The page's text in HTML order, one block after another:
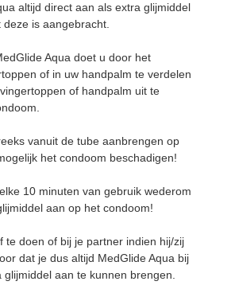
altijd direct aan als extra glijmiddel
is aangebracht.
Aqua doet u door het
of in uw handpalm te verdelen
of handpalm uit te
vanuit de tube aanbrengen op
het condoom beschadigen!
10 minuten van gebruik wederom
aan op het condoom!
te doen of bij je partner indien hij/zij
dat je dus altijd MedGlide Aqua bij
aan te kunnen brengen.